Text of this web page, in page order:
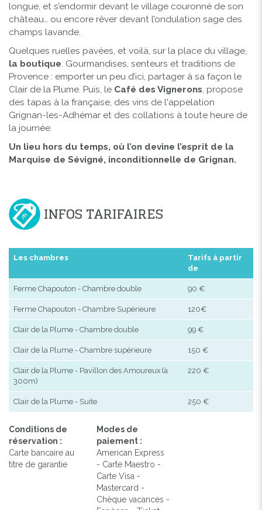
longue, et s’endormir devant le village couronné de son
château… ou encore rêver devant l’ondulation sage des
champs lavande.
Quelques ruelles pavées, et voilà, sur la place du village,
la boutique. Gourmandises, senteurs et traditions de
Provence : emporter un peu d’ici, partager à sa façon le
Clair de la Plume. Puis, le Café des Vignerons, propose
des tapas à la française, des vins de l'appelation
Grignan-les-Adhémar et des collations à toute heure de
la journée.
Un lieu hors du temps, où l’on devine l’esprit de la
Marquise de Sévigné, inconditionnelle de Grignan.
INFOS TARIFAIRES
Les chambres
Tarifs à partir
de
Ferme Chapouton - Chambre double 90 €
Ferme Chapouton - Chambre Supérieure 120€
Clair de la Plume - Chambre double 99 €
Clair de la Plume - Chambre supérieure 150 €
Clair de la Plume - Pavillon des Amoureux (à
300m)
220 €
Clair de la Plume - Suite 250 €
Conditions de
réservation :
Carte bancaire au
titre de garantie
Modes de
paiement :
American Express
- Carte Maestro -
Carte Visa -
Mastercard -
Chèque vacances -